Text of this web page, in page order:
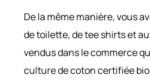
De la même manière, vous
de toilette, de tee shirts et
vendus dans le commerce
culture de coton certifiée